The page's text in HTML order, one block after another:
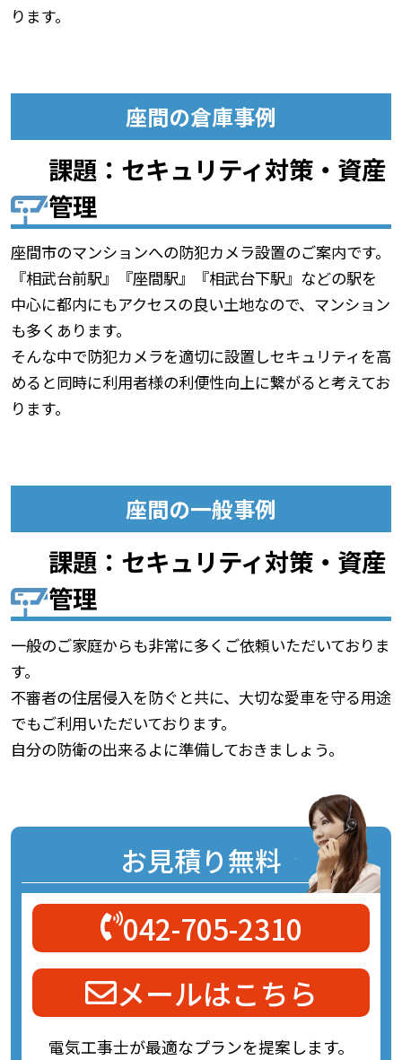
ります。
座間の倉庫事例
課題：セキュリティ対策・資産
管理
座間市のマンションへの防犯カメラ設置のご案内です。
『相武台前駅』『座間駅』『相武台下駅』などの駅を
中心に都内にもアクセスの良い土地なので、マンション
も多くあります。
そんな中で防犯カメラを適切に設置しセキュリティを高
めると同時に利用者様の利便性向上に繋がると考えてお
ります。
座間の一般事例
課題：セキュリティ対策・資産
管理
一般のご家庭からも非常に多くご依頼いただいておりま
す。
不審者の住居侵入を防ぐと共に、大切な愛車を守る用途
でもご利用いただいております。
自分の防衛の出来るよに準備しておきましょう。
お見積り無料
042-705-2310
メールはこちら
電気工事士が最適なプランを提案します。